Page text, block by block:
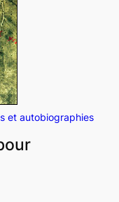
et autobiographies